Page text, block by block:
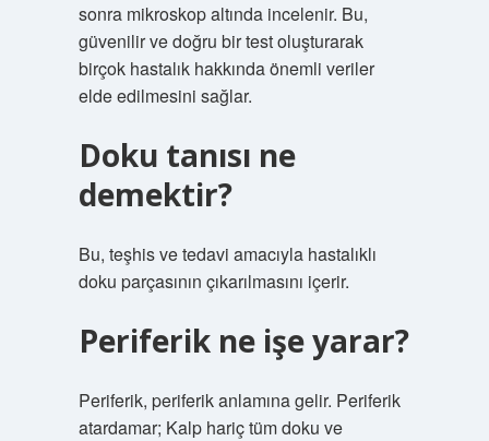
sonra mikroskop altında incelenir. Bu,
güvenilir ve doğru bir test oluşturarak
birçok hastalık hakkında önemli veriler
elde edilmesini sağlar.
Doku tanısı ne
demektir?
Bu, teşhis ve tedavi amacıyla hastalıklı
doku parçasının çıkarılmasını içerir.
Periferik ne işe yarar?
Periferik, periferik anlamına gelir. Periferik
atardamar; Kalp hariç tüm doku ve